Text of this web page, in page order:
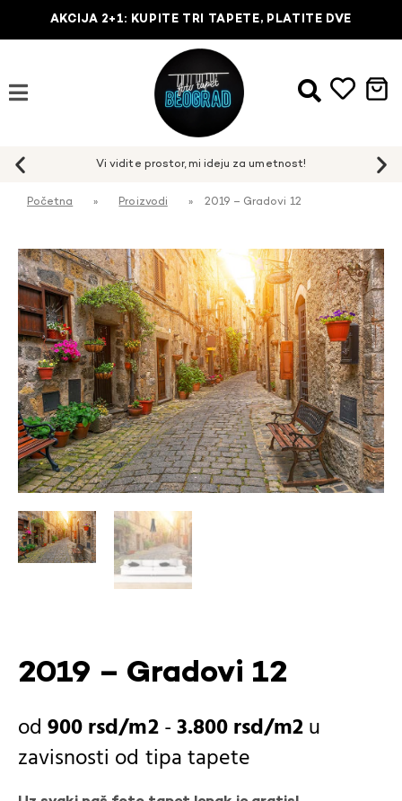
AKCIJA 2+1: KUPITE TRI TAPETE, PLATITE DVE
Početna » Proizvodi » 2019 – Gradovi 12
2019 – Gradovi 12
900rsd -3.800rsd
u
zavisnosti od tipa tapete